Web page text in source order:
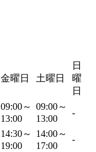
金曜日 土曜日
日
曜
日
09:00～
13:00
09:00～
13:00
-
14:30～
19:00
14:00～
17:00
-